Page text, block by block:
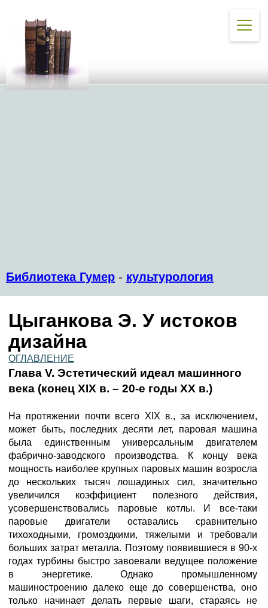
Библиотека Гумер - культурология
Цыганкова Э. У истоков
дизайна
ОГЛАВЛЕНИЕ
Глава V. Эстетический идеал машинного
века (конец XIX в. – 20-е годы XX в.)
На протяжении почти всего XIX в., за исключением,
может быть, последних десяти лет, паровая машина
была единственным универсальным двигателем
фабрично-заводского производства. К концу века
мощность наиболее крупных паровых машин возросла
до нескольких тысяч лошадиных сил, значительно
увеличился коэффициент полезного действия,
усовершенствовались паровые котлы. И все-таки
паровые двигатели оставались сравнительно
тихоходными, громоздкими, тяжелыми и требовали
больших затрат металла. Поэтому появившиеся в 90-х
годах турбины быстро завоевали ведущее положение
в энергетике. Однако промышленному
машиностроению далеко еще до совершенства, оно
только начинает делать первые шаги, стараясь не